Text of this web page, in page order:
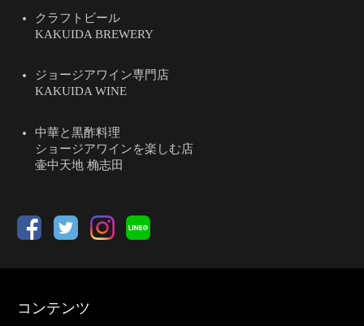
クラフトビール
KAKUIDA BREWERY
ジョージアワイン専門店
KAKUIDA WINE
中華と黒酢料理
ショージアワインを楽しむ店
壷中天地 桷志田
コンテンツ